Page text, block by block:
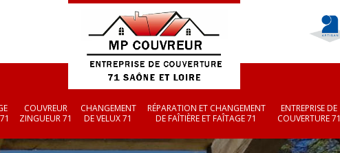
COUVREUR
ZINGUEUR 71
CHANGEMENT
DE VELUX 71
RÉPARATION ET CHANGEMENT
DE FAÎTIÈRE ET FAÎTAGE 71
ENTREPRISE DE
COUVERTURE 71